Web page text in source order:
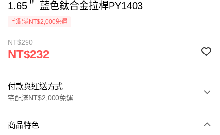
1.65＂ 藍色鈦合金拉桿PY1403
宅配滿NT$2,000免運
NT$290
NT$232
付款與運送方式
宅配滿NT$2,000免運
信用卡一次付款
商品特色